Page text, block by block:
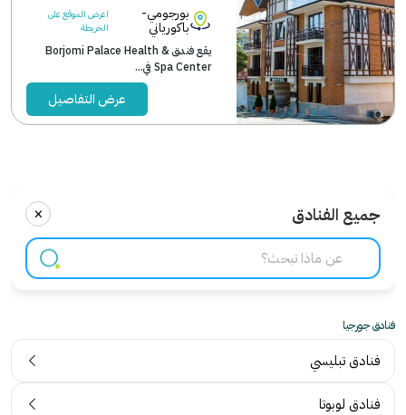
بورجومي-
باكورياني
اعرض الموقع على
الخريطة
يقع فندق Borjomi Palace Health &
Spa Center في...
عرض التفاصيل
جميع الفنادق ×
فنادق جورجيا
فنادق تبليسي
فنادق لوبوتا